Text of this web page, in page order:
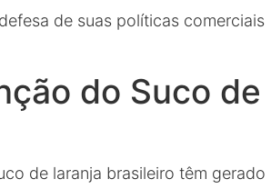
de suas políticas comerciais
do Suco de
de laranja brasileiro têm gerado